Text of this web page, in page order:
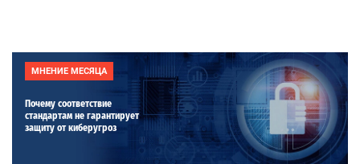
МНЕНИЕ МЕСЯЦА
Почему соответствие
стандартам не гарантирует
защиту от киберугроз